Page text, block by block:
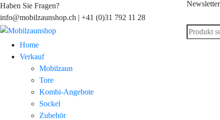
Haben Sie Fragen?
info@mobilzaunshop.ch | +41 (0)31 792 11 28
Newsletter
Home
Verkauf
Mobilzaun
Tore
Kombi-Angebote
Sockel
Zubehör